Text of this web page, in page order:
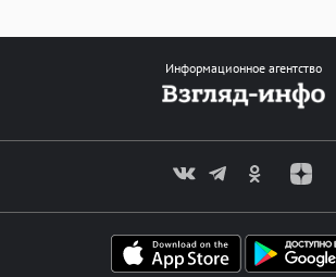
Информационное агентство